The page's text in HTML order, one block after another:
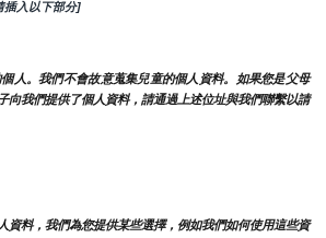
插入以下部分]
人。我們不會故意蒐集兒童的個人資料。如果您是父母
向我們提供了個人資料，請通過上述位址與我們聯繫以請
資料，我們為您提供某些選擇，例如我們如何使用這些資